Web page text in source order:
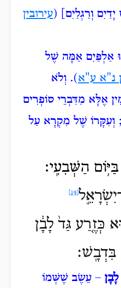
וְרַגְלַיִם] (עירובין
אַלְפַּיִם אַמָּה שֶׁל
נ"א ע"א). וְלֹא
אֶלָּא מִדִּבְרֵי סוֹפְרִים
וְעִקָּרוֹ שֶׁל מִקְרָא עַל
הַשְּׁבִעִֽי׃
כְּזֶ֤רַע גַּד֙ לָבָ֔ן
בִּדְבָֽשׁ׃
– עֵשֶׂב שֶׁשְּׁמוֹ